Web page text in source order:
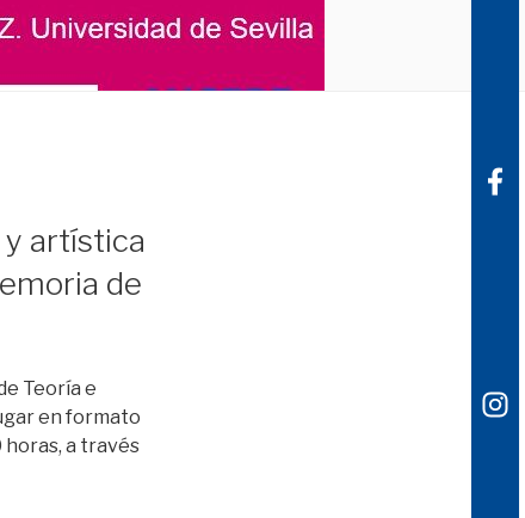
y artística
de
Teoría e
en formato
horas, a través